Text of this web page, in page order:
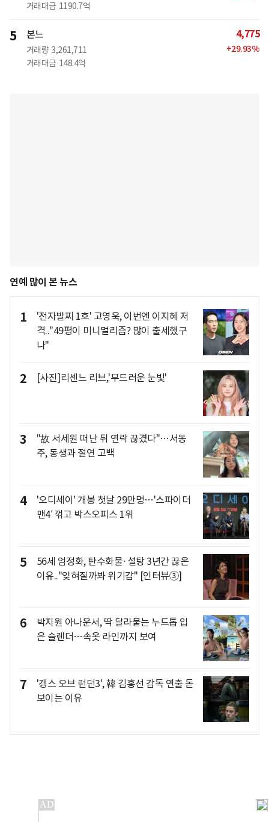
거래대금 1190.7억
5 본느
거래량 3,261,711
거래대금 148.4억
4,775
+29.93%
연예 많이 본 뉴스
1
'전자발찌 1호' 고영욱, 이번엔 이지혜 저
격.."49평이 미니멀리즘? 많이 출세했구
나"
2 [사진]리센느 리브,'부드러운 눈빛'
3
"故 서세원 떠난 뒤 연락 끊겼다"…서동
주, 동생과 절연 고백
4
'오디세이' 개봉 첫날 29만명…'스파이더
맨4′ 꺾고 박스오피스 1위
5
56세 엄정화, 탄수화물·설탕 3년간 끊은
이유.."잊혀질까봐 위기감" [인터뷰③]
6
박지원 아나운서, 딱 달라붙는 누드톱 입
은 슬렌더…속옷 라인까지 보여
7
'갱스 오브 런던3', 韓 김홍선 감독 연출 돋
보이는 이유